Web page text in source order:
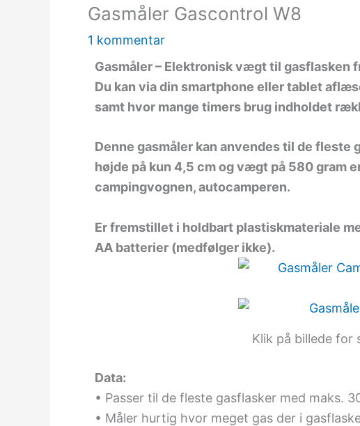
Gasmåler Gascontrol W8
1 kommentar
Gasmåler – Elektronisk vægt til gasflasken
Du kan via din smartphone eller tablet
samt hvor mange timers brug indholdet
Denne gasmåler kan anvendes til de fleste
højde på kun 4,5 cm og vægt på 580 gram
campingvognen, autocamperen.
Er fremstillet i holdbart plastiskmateriale
AA batterier (medfølger ikke).
Klik på billede for
Data:
• Passer til de fleste gasflasker med maks.
• Måler hurtig hvor meget gas der i